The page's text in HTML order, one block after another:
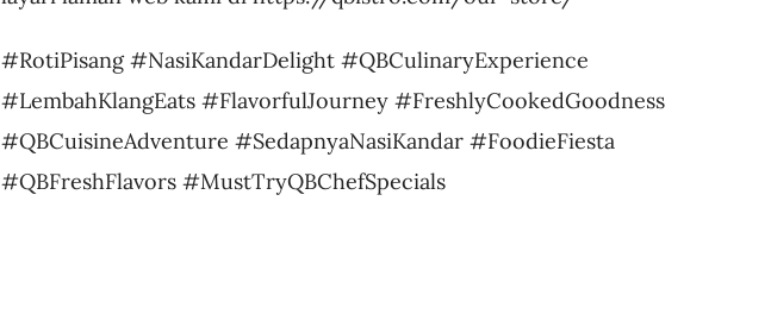
#RotiPisang #NasiKandarDelight #QBCulinaryExperience
#LembahKlangEats #FlavorfulJourney #FreshlyCookedGoodness
#QBCuisineAdventure #SedapnyaNasiKandar #FoodieFiesta
#QBFreshFlavors #MustTryQBChefSpecials